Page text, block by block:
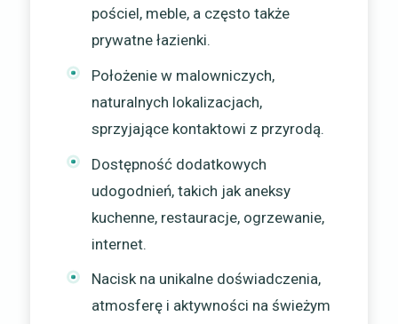
pościel, meble, a często także
prywatne łazienki.
Położenie w malowniczych,
naturalnych lokalizacjach,
sprzyjające kontaktowi z przyrodą.
Dostępność dodatkowych
udogodnień, takich jak aneksy
kuchenne, restauracje, ogrzewanie,
internet.
Nacisk na unikalne doświadczenia,
atmosferę i aktywności na świeżym